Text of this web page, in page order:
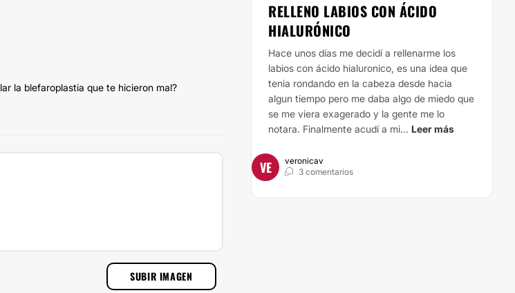
la blefaroplastia que te hicieron mal?
SUBIR IMAGEN
RELLENO LABIOS CON ÁCIDO
HIALURÓNICO
Hace unos días me decidí a rellenarme los
labios con ácido hialuronico, es una idea que
tenia rondando en la cabeza desde hacia
algun tiempo pero me daba algo de miedo que
se me viera exagerado y la gente me lo
notara. Finalmente acudí a mi... Leer más
VE
veronicav
3 comentarios